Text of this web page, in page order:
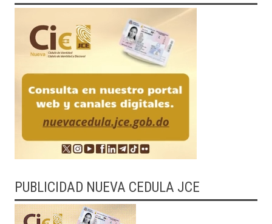
PUBLICIDAD NUEVA CEDULA JCE